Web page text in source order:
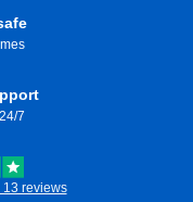
7
13 reviews